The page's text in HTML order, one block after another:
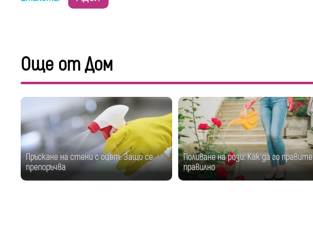
Още от Дом
Пръскане на стени с оцет: Защо се
препоръчва
Поливане на рози: Как да го правите
правилно